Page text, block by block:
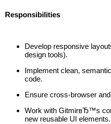
Responsibilities
Develop responsive
design tools).
Implement clean,
code.
Ensure cross-browser
Work with GitmirвЂ™s
new reusable UI elements.